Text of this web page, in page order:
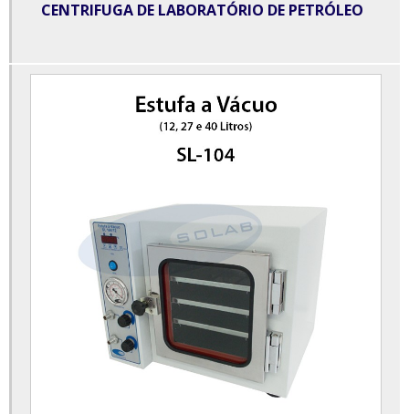
Estufa microprocessada com circulação forçada de ar
Evaporador rotativo preço
Extrator soxhlet para laboratório
Incubadora shaker de bancada refrigerada
Liofilizador de alimentos
Liofilizador de alimentos preço
Liofilizador de bancada
Mesa agitadora orbital
CENTRIFUGA DE LABORATÓRIO DE PETRÓLEO